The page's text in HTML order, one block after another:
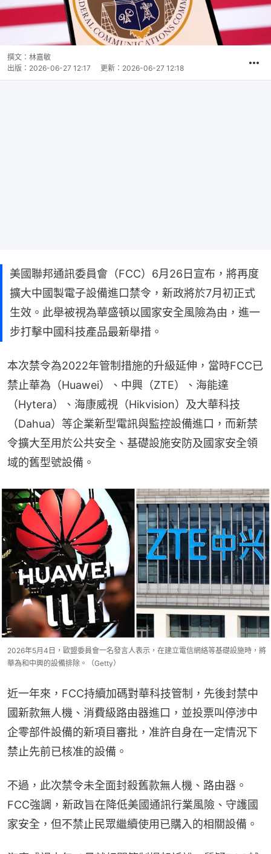
撰文： 林嘉敏
出版： 2026-06-27 12:17 更新： 2026-06-27 12:18
美國聯邦通訊委員會（FCC）6月26日宣布，將再度
擴大中國製電子設備進口禁令，新政將於7月初正式
生效。此舉被視為華盛頓以國家安全風險為由，進一
步打擊中國科技產品最新舉措。
本次禁令為2022年管制措施的升級延伸，當時FCC已
禁止華為（Huawei）、中興（ZTE）、海能達
（Hytera）、海康威視（Hikvision）及大華科技
（Dahua）等企業新型電訊與監控設備進口，而新禁
令擴大至用於公共安全、基礎設施安防及國家安全領
域的舊型號設備。
2026年5月4日，歐盟委員會一名發言人表示，在建立電信網絡等基礎設施時，將
華為和中興的設備排除。（Getty）
近一年來，FCC持續加碼對華科技管制，先後封禁中
國新款無人機、消費級路由器進口，並投票叫停涉中
企零部件設備的新項目審批，准許自身在一定情況下
禁止先前已核准的設備。
不過，此次禁令未全面封殺舊款無人機、路由器。
FCC強調，新政旨在降低美國通訊行業風險、守護國
家安全，但不禁止民眾繼續使用已購入的相關設備。